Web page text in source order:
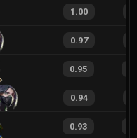
1.00
0.97
0.95
0.94
0.93